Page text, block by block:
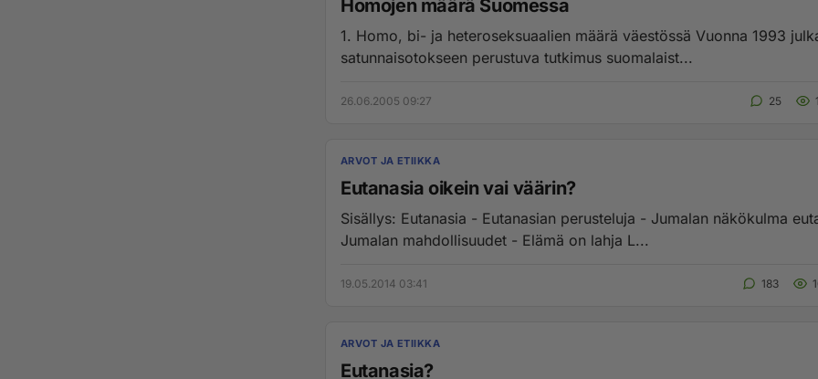
Homojen määrä Suomessa
1. Homo, bi- ja heteroseksuaalien määrä väestössä Vuonna 1993 julkaistu
satunnaisotokseen perustuva tutkimus suomalaist...
26.06.2005 09:27 25
ARVOT JA ETIIKKA
Eutanasia oikein vai väärin?
Sisällys: Eutanasia - Eutanasian perusteluja - Jumalan näkökulma
Jumalan mahdollisuudet - Elämä on lahja L...
19.05.2014 03:41 183
ARVOT JA ETIIKKA
Eutanasia?